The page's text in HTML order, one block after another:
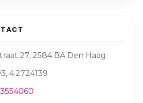
27, 2584 BA Den Haag
4.2724139